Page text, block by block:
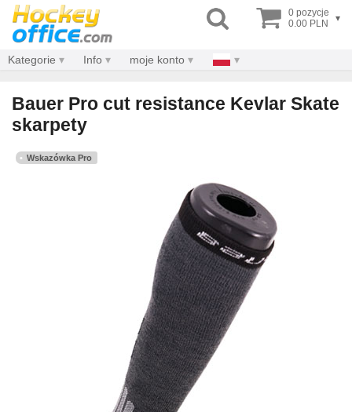
0 pozycje
0.00 PLN
▾
Kategorie Info moje konto
Bauer Pro cut resistance Kevlar Skate
skarpety
Wskazówka Pro